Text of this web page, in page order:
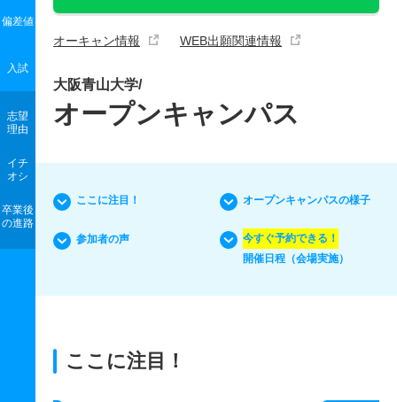
オーキャン情報 WEB出願関連情報
偏差値
入試
志望
理由
イチ
オシ
卒業後
の進路
大阪青山大学/
オープンキャンパス
ここに注目！ オープンキャンパスの様子
参加者の声
今すぐ予約できる！
開催日程（会場実施）
ここに注目！